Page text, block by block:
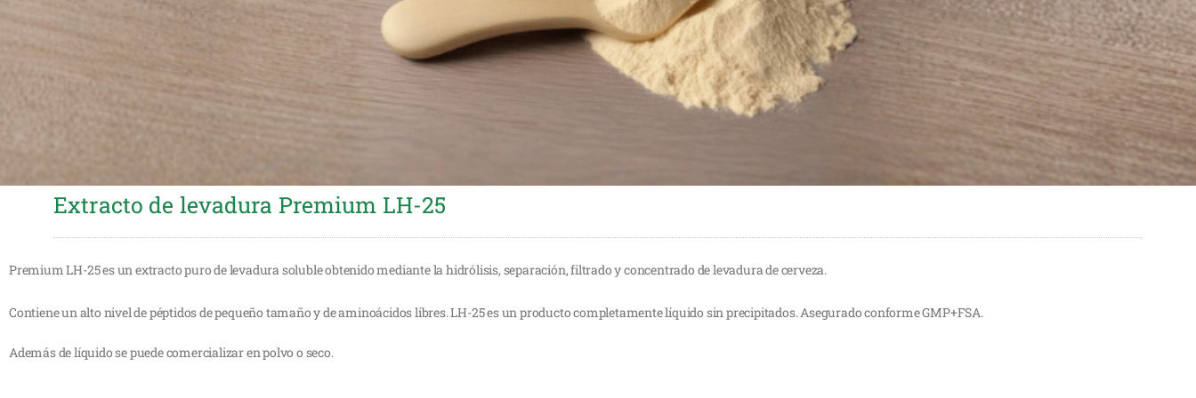
Extracto de levadura Premium LH-25
Premium LH-25 es un extracto puro de levadura soluble obtenido mediante la hidrólisis, separación, filtrado y concentrado de levadura de cerveza.
Contiene un alto nivel de péptidos de pequeño tamaño y de aminoácidos libres. LH-25 es un producto completamente líquido sin precipitados. Asegurado conforme GMP+FSA.
Además de líquido se puede comercializar en polvo o seco.